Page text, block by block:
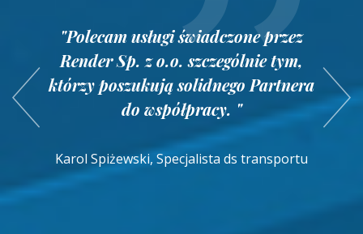
"Polecam usługi świadczone przez
Render Sp. z o.o. szczególnie tym,
którzy poszukują solidnego Partnera
do współpracy. "
Karol Spiżewski, Specjalista ds transportu
"Wysoka jakość oferowanych usług,
poparta rzetelnością i elastycznością
firmy, pozwala nam bez zastrzeżeń
rekomendować RENDER Sp. z o.o.
jako godnego zaufania przewoźnika. "
Dyrektor Generalny, Dariusz Jankowski
firmę Render za każdym razem
charakteryzuje solidność i
terminowość. Niniejszym
potwierdzamy naszą dobrą
współpracę. "
Agnieszka Niemczyk, Specjalista ds